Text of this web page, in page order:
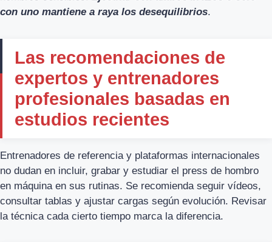
con uno mantiene a raya los desequilibrios.
Las recomendaciones de
expertos y entrenadores
profesionales basadas en
estudios recientes
Entrenadores de referencia y plataformas internacionales
no dudan en incluir, grabar y estudiar el press de hombro
en máquina en sus rutinas. Se recomienda seguir vídeos,
consultar tablas y ajustar cargas según evolución. Revisar
la técnica cada cierto tiempo marca la diferencia.